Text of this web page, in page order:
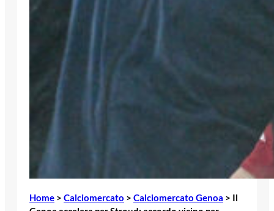
Home > Calciomercato > Calciomercato Genoa > Il